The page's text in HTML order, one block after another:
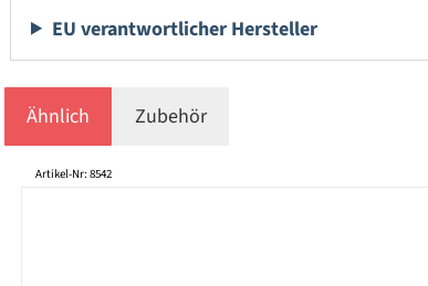
EU verantwortlicher Hersteller
Ähnlich Zubehör
Produktgalerie überspringen
Artikel-Nr: 8542